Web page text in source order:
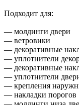
​Подходит для:
— молдинги двери
— ветровики
— декоративные
— уплотнители
— декоративные
— уплотнители
— крепления
— накладки порогов